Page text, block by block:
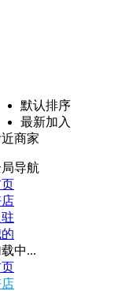
默认排序
最新加入
近商家
导航
驻
中...